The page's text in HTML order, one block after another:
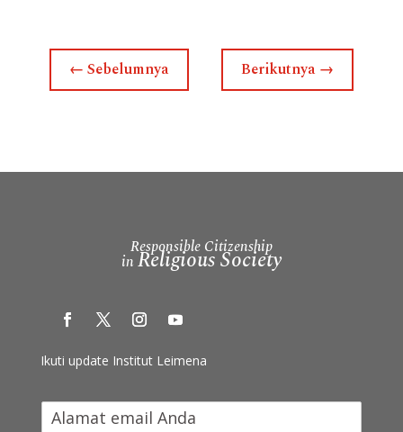
← Sebelumnya Berikutnya →
Responsible Citizenship
in Religious Society
Ikuti update Institut Leimena